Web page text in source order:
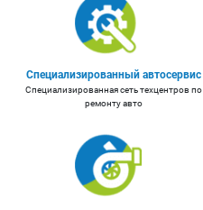
Специализированный автосервис
Специализированная сеть техцентров по
ремонту авто